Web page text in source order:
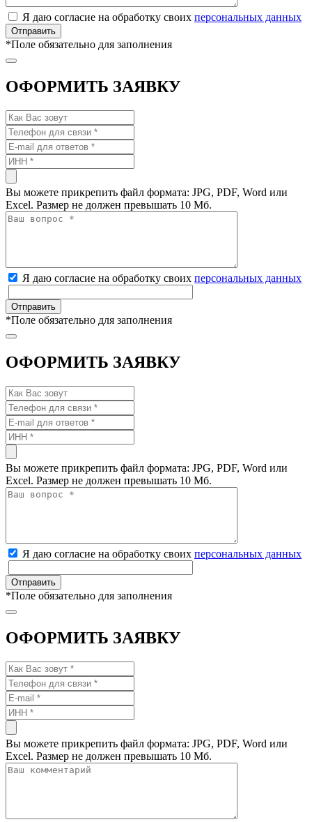
Я даю согласие на обработку своих персональных данных
*Поле обязательно для заполнения
ОФОРМИТЬ ЗАЯВКУ
Вы можете прикрепить файл формата: JPG, PDF, Word или
Excel. Размер не должен превышать 10 Мб.
Я даю согласие на обработку своих персональных данных
*Поле обязательно для заполнения
ОФОРМИТЬ ЗАЯВКУ
Вы можете прикрепить файл формата: JPG, PDF, Word или
Excel. Размер не должен превышать 10 Мб.
Я даю согласие на обработку своих персональных данных
*Поле обязательно для заполнения
ОФОРМИТЬ ЗАЯВКУ
Вы можете прикрепить файл формата: JPG, PDF, Word или
Excel. Размер не должен превышать 10 Мб.